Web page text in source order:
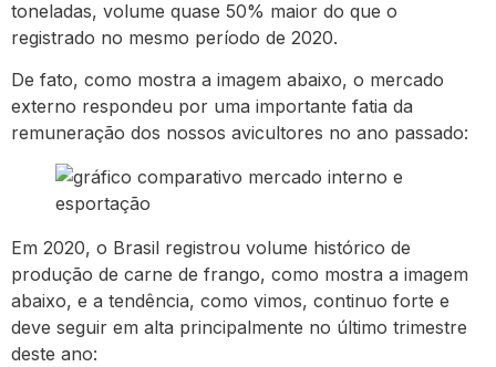
toneladas, volume quase 50% maior do que o
registrado no mesmo período de 2020.
De fato, como mostra a imagem abaixo, o mercado
externo respondeu por uma importante fatia da
remuneração dos nossos avicultores no ano passado:
Em 2020, o Brasil registrou volume histórico de
produção de carne de frango, como mostra a imagem
abaixo, e a tendência, como vimos, continuo forte e
deve seguir em alta principalmente no último trimestre
deste ano: